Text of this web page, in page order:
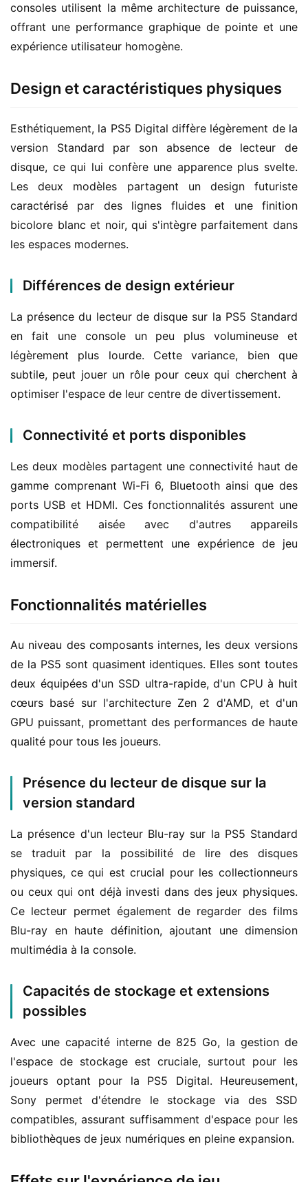
consoles utilisent la même architecture de puissance,
offrant une performance graphique de pointe et une
expérience utilisateur homogène.
Design et caractéristiques physiques
Esthétiquement, la PS5 Digital diffère légèrement de la
version Standard par son absence de lecteur de
disque, ce qui lui confère une apparence plus svelte.
Les deux modèles partagent un design futuriste
caractérisé par des lignes fluides et une finition
bicolore blanc et noir, qui s'intègre parfaitement dans
les espaces modernes.
Différences de design extérieur
La présence du lecteur de disque sur la PS5 Standard
en fait une console un peu plus volumineuse et
légèrement plus lourde. Cette variance, bien que
subtile, peut jouer un rôle pour ceux qui cherchent à
optimiser l'espace de leur centre de divertissement.
Connectivité et ports disponibles
Les deux modèles partagent une connectivité haut de
gamme comprenant Wi-Fi 6, Bluetooth ainsi que des
ports USB et HDMI. Ces fonctionnalités assurent une
compatibilité aisée avec d'autres appareils
électroniques et permettent une expérience de jeu
immersif.
Fonctionnalités matérielles
Au niveau des composants internes, les deux versions
de la PS5 sont quasiment identiques. Elles sont toutes
deux équipées d'un SSD ultra-rapide, d'un CPU à huit
cœurs basé sur l'architecture Zen 2 d'AMD, et d'un
GPU puissant, promettant des performances de haute
qualité pour tous les joueurs.
Présence du lecteur de disque sur la
version standard
La présence d'un lecteur Blu-ray sur la PS5 Standard
se traduit par la possibilité de lire des disques
physiques, ce qui est crucial pour les collectionneurs
ou ceux qui ont déjà investi dans des jeux physiques.
Ce lecteur permet également de regarder des films
Blu-ray en haute définition, ajoutant une dimension
multimédia à la console.
Capacités de stockage et extensions
possibles
Avec une capacité interne de 825 Go, la gestion de
l'espace de stockage est cruciale, surtout pour les
joueurs optant pour la PS5 Digital. Heureusement,
Sony permet d'étendre le stockage via des SSD
compatibles, assurant suffisamment d'espace pour les
bibliothèques de jeux numériques en pleine expansion.